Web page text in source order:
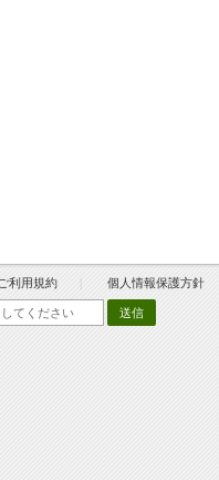
ご利用規約 個人情報保護方針
送信